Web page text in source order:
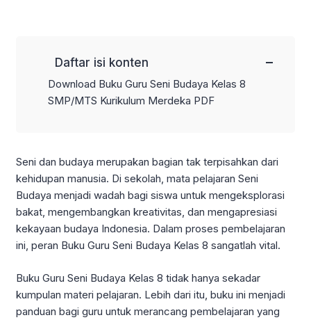
Daftar isi konten −
Download Buku Guru Seni Budaya Kelas 8
SMP/MTS Kurikulum Merdeka PDF
Seni dan budaya merupakan bagian tak terpisahkan dari
kehidupan manusia. Di sekolah, mata pelajaran Seni
Budaya menjadi wadah bagi siswa untuk mengeksplorasi
bakat, mengembangkan kreativitas, dan mengapresiasi
kekayaan budaya Indonesia. Dalam proses pembelajaran
ini, peran Buku Guru Seni Budaya Kelas 8 sangatlah vital.
Buku Guru Seni Budaya Kelas 8 tidak hanya sekadar
kumpulan materi pelajaran. Lebih dari itu, buku ini menjadi
panduan bagi guru untuk merancang pembelajaran yang